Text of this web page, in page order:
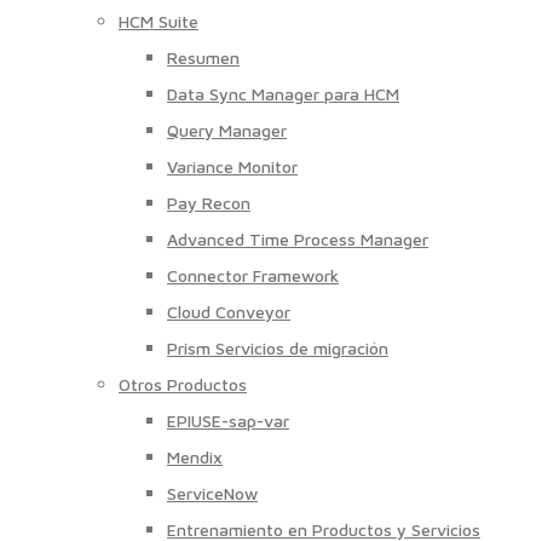
HCM Suite
Resumen
Data Sync Manager para HCM
Query Manager
Variance Monitor
Pay Recon
Advanced Time Process Manager
Connector Framework
Cloud Conveyor
Prism Servicios de migración
Otros Productos
EPIUSE-sap-var
Mendix
ServiceNow
Entrenamiento en Productos y Servicios